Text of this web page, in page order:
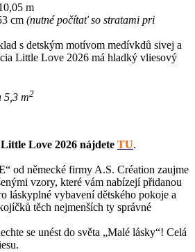
m
cm (nutné počítať so stratami pri
s detským motívom medívkdů sivej a
Little Love 2026 má hladký vliesový
5,3 m2
Love 2026 nájdete TU.
od německé firmy A.S. Création zaujme
vzory, které vám nabízejí přidanou
láskyplné vybavení dětského pokoje a
těch nejmenších ty správné
se unést do světa „Malé lásky“! Celá